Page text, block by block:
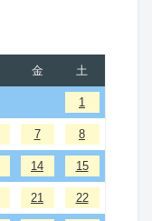
金 土
1
7 8
14 15
21 22